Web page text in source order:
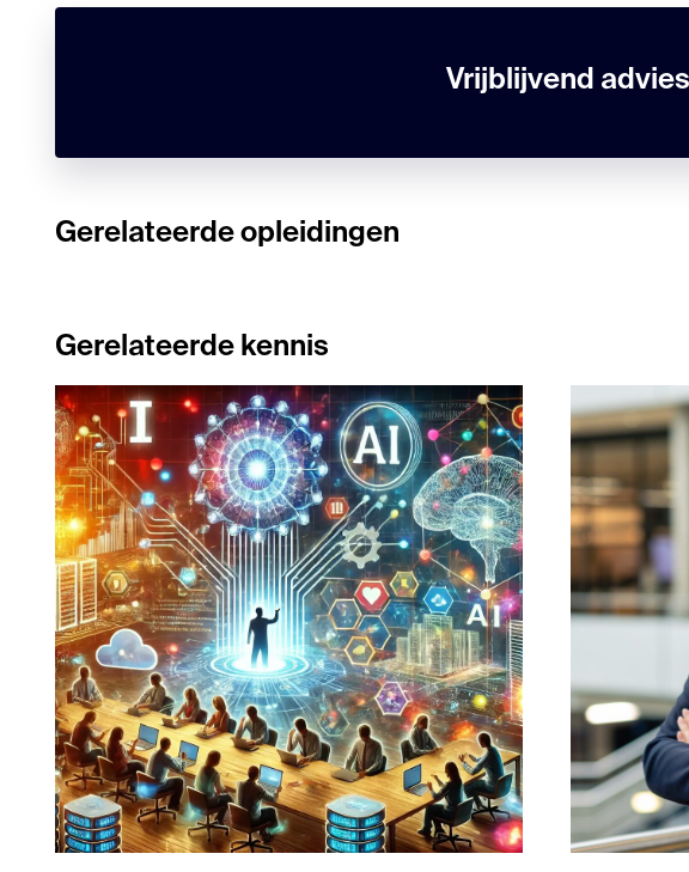
Vrijblijvend
Gerelateerde opleidingen
Gerelateerde kennis